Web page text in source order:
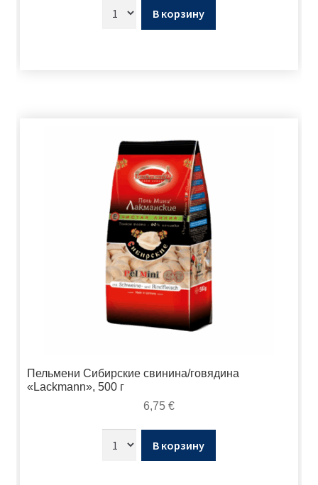
В корзину
Пельмени Сибирские свинина/говядина
«Lackmann», 500 г
6,75 €
В корзину